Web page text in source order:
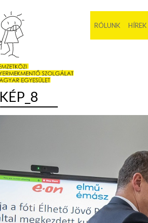
RÓLUNK HÍREK
KÉP_8